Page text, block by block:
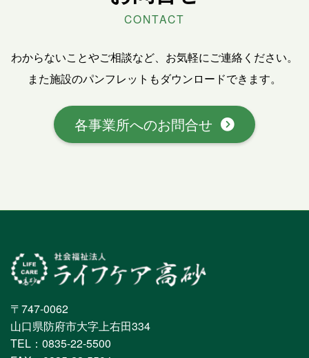
CONTACT
わからないことやご相談など、お気軽にご連絡ください。
また施設のパンフレットもダウンロードできます。
各事業所へのお問合せ
〒747-0062
山口県防府市大字上右田334
TEL：0835-22-5500